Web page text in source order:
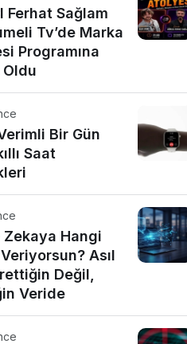
Ferhat Sağlam
Tv’de Marka
Programına
Oldu
Bir Gün
Saat
Zekaya Hangi
Asıl
Değil,
Veride